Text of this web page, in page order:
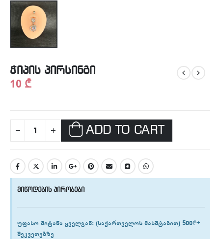
ჭიპის პირსინგი
10 ₾
ADD TO CART
მიწოდების პირობები
უფასო მიტანა ყველგან: (საქართველოს მასშტაბით) 500₾+
შეკვეთებზე